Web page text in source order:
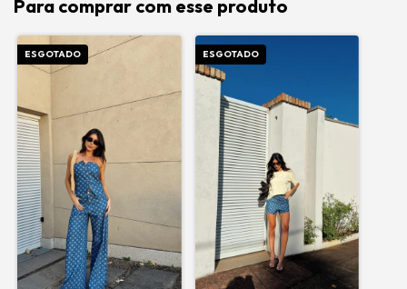
Para comprar com esse produto
ESGOTADO ESGOTADO